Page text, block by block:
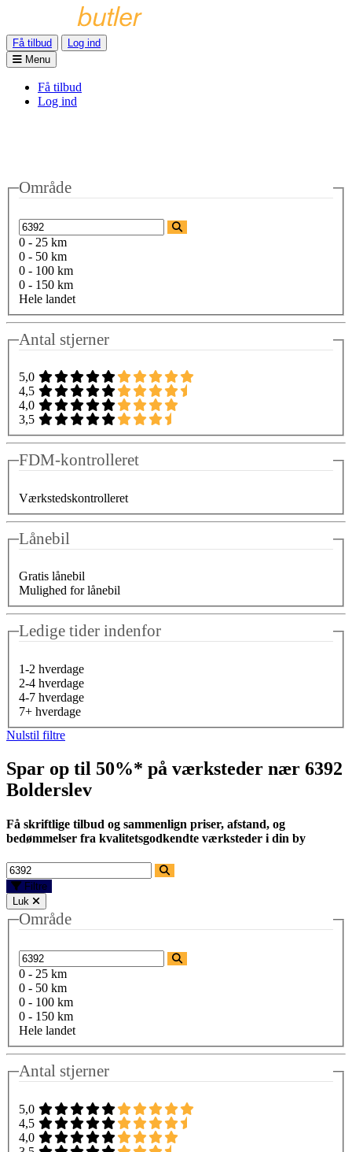
Få tilbud
Log ind
Menu
Få tilbud
Log ind
Område
0 - 25 km
0 - 50 km
0 - 100 km
0 - 150 km
Hele landet
Antal stjerner
5,0
4,5
4,0
3,5
FDM-kontrolleret
Værkstedskontrolleret
Lånebil
Gratis lånebil
Mulighed for lånebil
Ledige tider indenfor
1-2 hverdage
2-4 hverdage
4-7 hverdage
7+ hverdage
Nulstil filtre
Spar op til 50%* på værksteder nær 6392
Bolderslev
Få skriftlige tilbud og sammenlign priser, afstand, og
bedømmelser fra kvalitetsgodkendte værksteder i din by
Filtre
Luk
Område
0 - 25 km
0 - 50 km
0 - 100 km
0 - 150 km
Hele landet
Antal stjerner
5,0
4,5
4,0